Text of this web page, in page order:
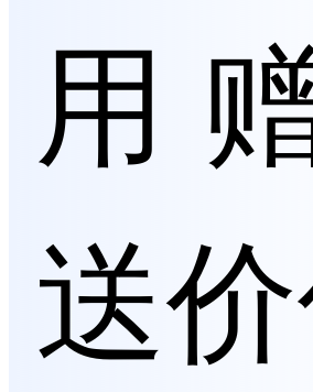
用
送